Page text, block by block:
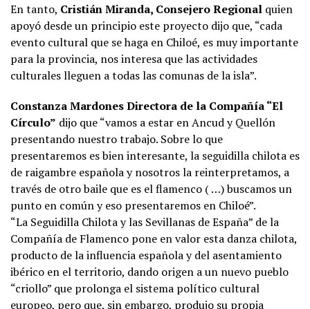
En tanto, Cristián Miranda, Consejero Regional quien
apoyó desde un principio este proyecto dijo que, “cada
evento cultural que se haga en Chiloé, es muy importante
para la provincia, nos interesa que las actividades
culturales lleguen a todas las comunas de la isla”.
Constanza Mardones Directora de la Compañía “El
Círculo” dijo que “vamos a estar en Ancud y Quellón
presentando nuestro trabajo. Sobre lo que
presentaremos es bien interesante, la seguidilla chilota es
de raigambre española y nosotros la reinterpretamos, a
través de otro baile que es el flamenco ( …) buscamos un
punto en común y eso presentaremos en Chiloé”.
“La Seguidilla Chilota y las Sevillanas de España” de la
Compañía de Flamenco pone en valor esta danza chilota,
producto de la influencia española y del asentamiento
ibérico en el territorio, dando origen a un nuevo pueblo
“criollo” que prolonga el sistema político cultural
europeo, pero que, sin embargo, produjo su propia